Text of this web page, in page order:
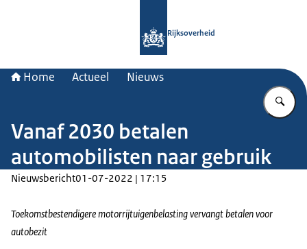
Rijksoverheid
Home Actueel Nieuws
Vanaf 2030 betalen
automobilisten naar gebruik
Nieuwsbericht01-07-2022 | 17:15
Toekomstbestendigere motorrijtuigenbelasting vervangt betalen voor
autobezit